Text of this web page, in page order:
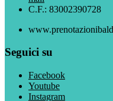
C.F.: 83002390728
Seguici su
Facebook
Youtube
Instagram